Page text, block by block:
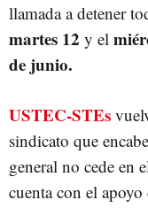
llamada a detener
martes 12 y el
de junio.
USTEC-STEs
sindicato que
general no cede en
cuenta con el apoyo